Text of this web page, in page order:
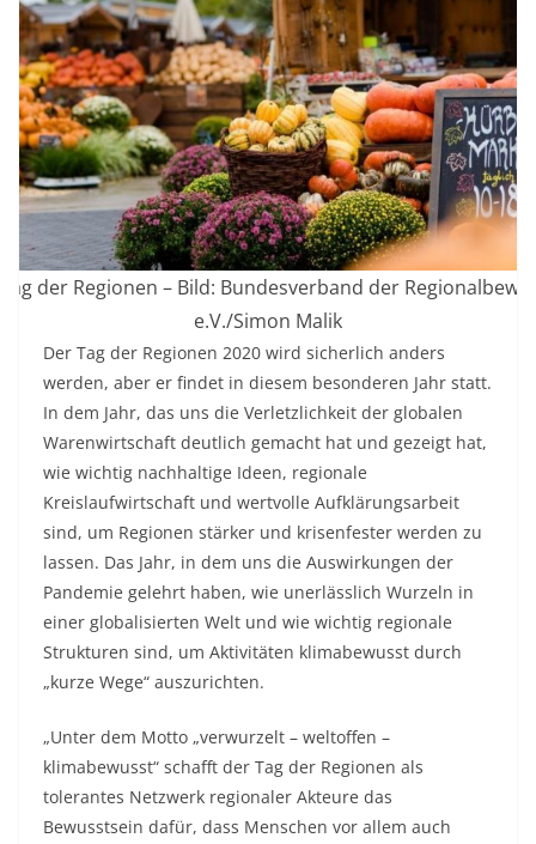
der Regionen – Bild: Bundesverband der
e.V./Simon Malik
Der Tag der Regionen 2020 wird sicherlich anders
werden, aber er findet in diesem besonderen Jahr statt.
In dem Jahr, das uns die Verletzlichkeit der globalen
Warenwirtschaft deutlich gemacht hat und gezeigt hat,
wie wichtig nachhaltige Ideen, regionale
Kreislaufwirtschaft und wertvolle Aufklärungsarbeit
sind, um Regionen stärker und krisenfester werden zu
lassen. Das Jahr, in dem uns die Auswirkungen der
Pandemie gelehrt haben, wie unerlässlich Wurzeln in
einer globalisierten Welt und wie wichtig regionale
Strukturen sind, um Aktivitäten klimabewusst durch
„kurze Wege“ auszurichten.
„Unter dem Motto „verwurzelt – weltoffen –
klimabewusst“ schafft der Tag der Regionen als
tolerantes Netzwerk regionaler Akteure das
Bewusstsein dafür, dass Menschen vor allem auch